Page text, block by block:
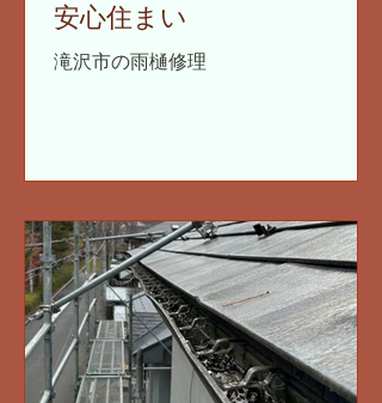
安心住まい
滝沢市の雨樋修理